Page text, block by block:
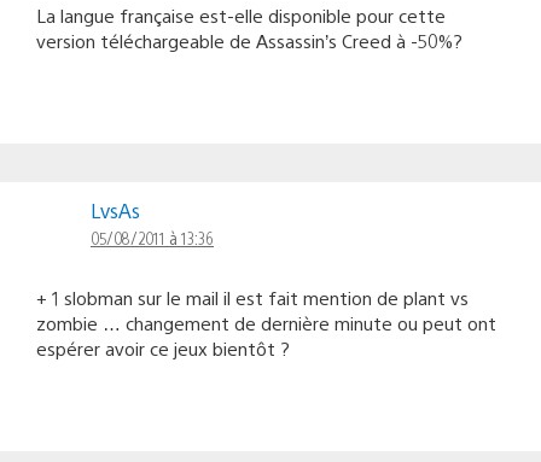
La langue française est-elle disponible pour cette
version téléchargeable de Assassin’s Creed à -50%?
LvsAs
05/08/2011 à 13:36
+ 1 slobman sur le mail il est fait mention de plant vs
zombie … changement de dernière minute ou peut ont
espérer avoir ce jeux bientôt ?